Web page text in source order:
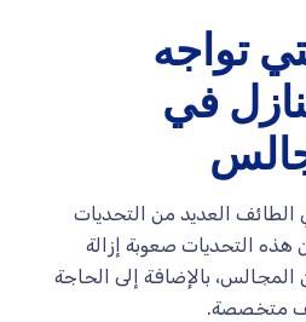
تواجه
في
العديد من التحديات
التحديات صعوبة إزالة
المجالس، بالإضافة إلى الحاجة
متخصصة.